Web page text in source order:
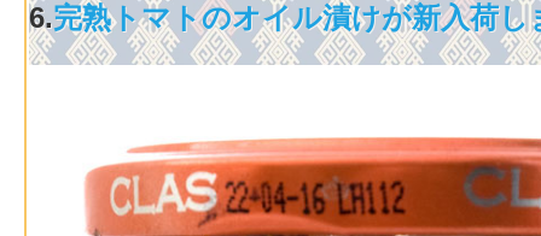
6.完熟トマトのオイル漬けが新入荷し